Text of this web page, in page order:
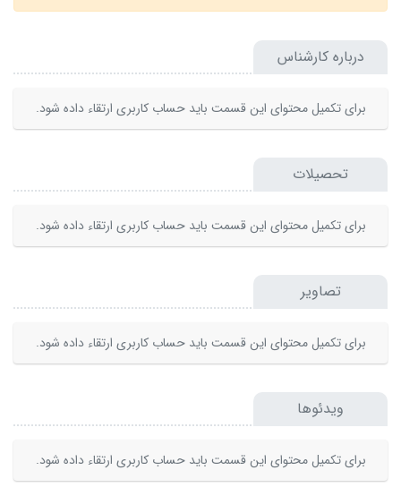
درباره کارشناس
برای تکمیل محتوای این قسمت باید حساب کاربری ارتقاء داده شود.
تحصیلات
برای تکمیل محتوای این قسمت باید حساب کاربری ارتقاء داده شود.
تصاویر
برای تکمیل محتوای این قسمت باید حساب کاربری ارتقاء داده شود.
ویدئوها
برای تکمیل محتوای این قسمت باید حساب کاربری ارتقاء داده شود.